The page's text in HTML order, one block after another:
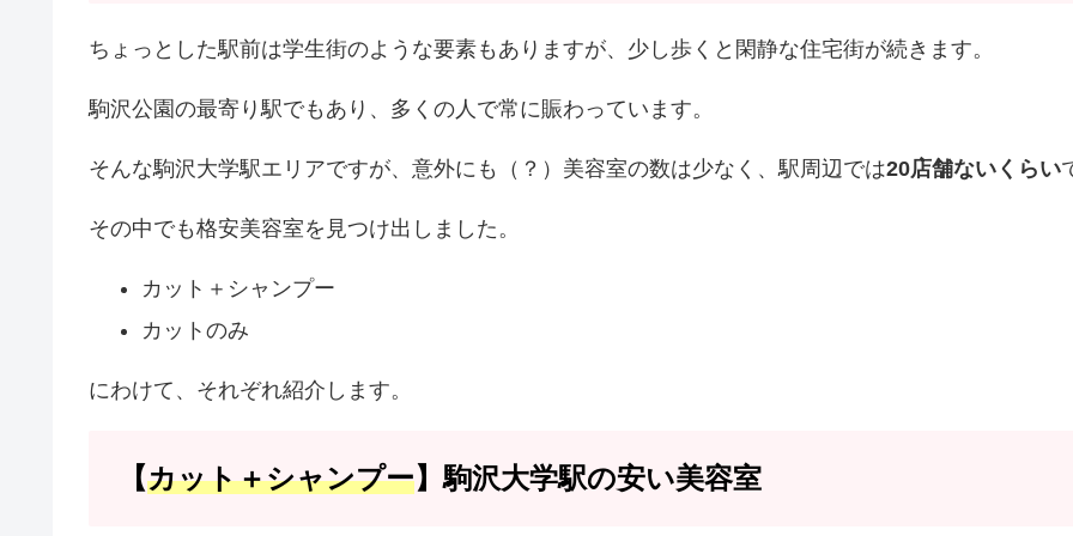
ちょっとした駅前は学生街のような要素もありますが、少し歩くと閑静な住宅街が続きます。
駒沢公園の最寄り駅でもあり、多くの人で常に賑わっています。
そんな駒沢大学駅エリアですが、意外にも（？）美容室の数は少なく、駅周辺では20店舗ないくらい
その中でも格安美容室を見つけ出しました。
カット＋シャンプー
カットのみ
にわけて、それぞれ紹介します。
【カット＋シャンプー】駒沢大学駅の安い美容室